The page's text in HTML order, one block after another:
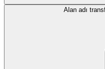
Alan adı